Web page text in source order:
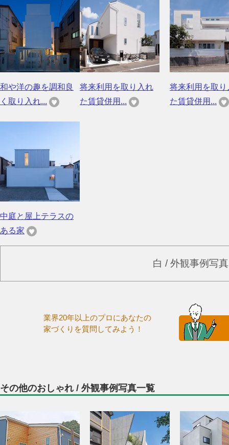
和や洋の趣を調和良
く取り入れ...
将来利用を取り入れ
た賃貸併用...
将来利用を取り
た賃貸併用...
中庭と屋上テラスの
ある家
白 / 外観事例写
業界20年以上のプロにあなたの
家づくりを質問してみよう！
その他のおしゃれ / 外観事例写真一覧